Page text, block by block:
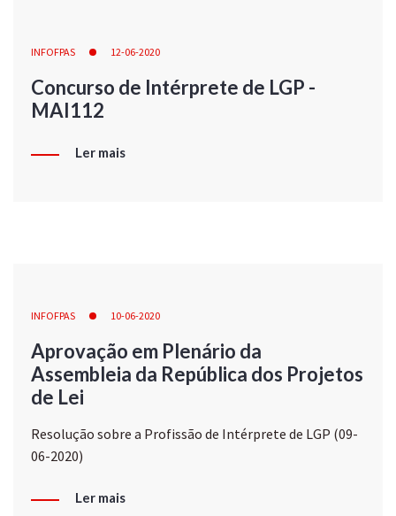
INFOFPAS 12-06-2020
Concurso de Intérprete de LGP -
MAI112
Ler mais
INFOFPAS 10-06-2020
Aprovação em Plenário da
Assembleia da República dos Projetos
de Lei
Resolução sobre a Profissão de Intérprete de LGP (09-
06-2020)
Ler mais